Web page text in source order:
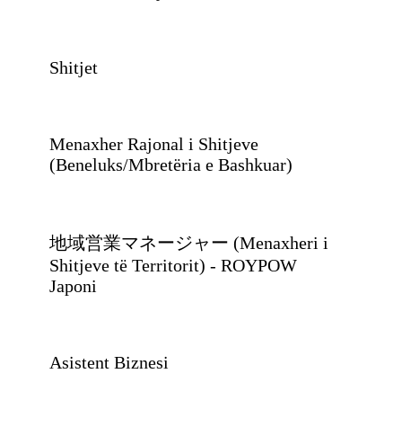
Shitjet
Menaxher Rajonal i Shitjeve
(Beneluks/Mbretëria e Bashkuar)
地域営業マネージャー (Menaxheri i
Shitjeve të Territorit) - ROYPOW
Japoni
Asistent Biznesi